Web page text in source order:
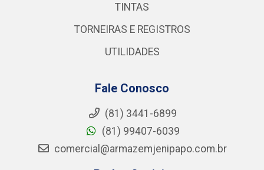
TINTAS
TORNEIRAS E REGISTROS
UTILIDADES
Fale Conosco
(81) 3441-6899
(81) 99407-6039
comercial@armazemjenipapo.com.br